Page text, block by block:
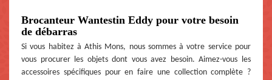
Brocanteur Wantestin Eddy pour votre besoin
de débarras
Si vous habitez à Athis Mons, nous sommes à votre service pour
vous procurer les objets dont vous avez besoin. Aimez-vous les
accessoires spécifiques pour en faire une collection complète ?